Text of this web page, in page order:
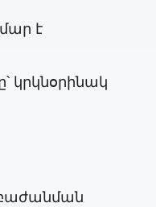
է
կրկնօրինակ
բաժանման